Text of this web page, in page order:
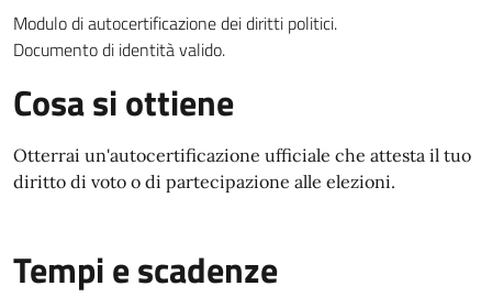
Modulo di autocertificazione dei diritti politici.
Documento di identità valido.
Cosa si ottiene
Otterrai un'autocertificazione ufficiale che attesta il tuo
diritto di voto o di partecipazione alle elezioni.
Tempi e scadenze